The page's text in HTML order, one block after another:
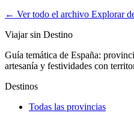
← Ver todo el archivo Explorar
Viajar sin Destino
Guía temática de España:
artesanía y festividades con
Destinos
Todas las provincias